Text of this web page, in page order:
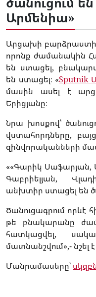
Արմենիա»
Արցախի
որոնք ժամանակին
են ստացել,
են ստացել։ «Sputnik
մասին ասել է
Երիցյանը։
Նրա խոսքով՝
վստահորդները,
զինվորականների
««Գարիկ Սաֆարյան,
Գաբրիելյան,
անխտիր ստացել են
Ծանուցագրում որևէ
թե բնակարանը
հատկացվել,
մատնանշվում»,- նշել
Մանրամասերը՝